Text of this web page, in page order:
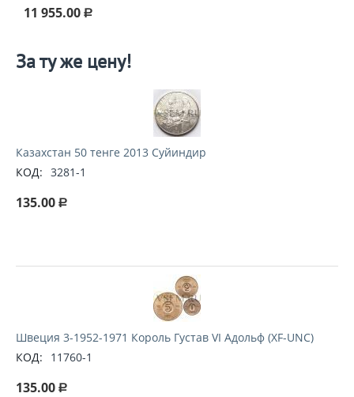
11 955.00 Р
За ту же цену!
Казахстан 50 тенге 2013 Суйиндир
КОД: 3281-1
135.00 Р
Швеция 3-1952-1971 Король Густав VI Адольф (XF-UNC)
КОД:
11760-1
135.00 Р